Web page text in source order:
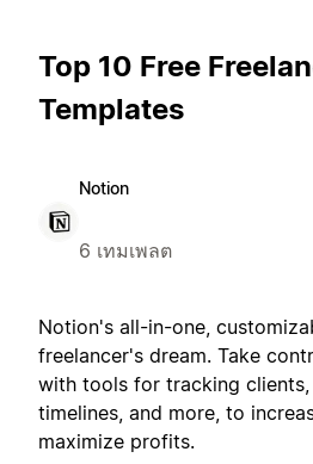
Top 10 Free
Templates
Notion
6 เทมเพลต
Notion's all-in-one,
freelancer's dream. Take
with tools for tracking
timelines, and more, to
maximize profits.